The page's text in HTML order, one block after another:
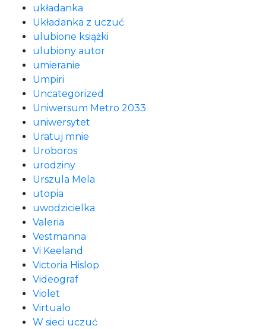
układanka
Układanka z uczuć
ulubione książki
ulubiony autor
umieranie
Umpiri
Uncategorized
Uniwersum Metro 2033
uniwersytet
Uratuj mnie
Uroboros
urodziny
Urszula Mela
utopia
uwodzicielka
Valeria
Vestmanna
Vi Keeland
Victoria Hislop
Videograf
Violet
Virtualo
W sieci uczuć